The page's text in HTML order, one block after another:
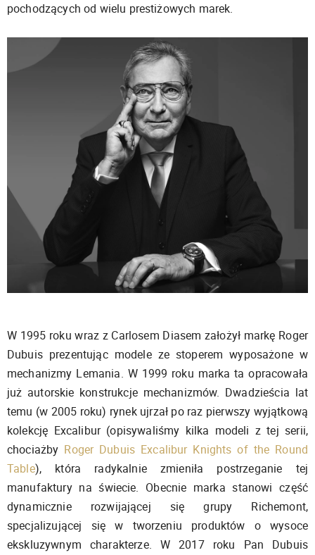
pochodzących od wielu prestiżowych marek.
W 1995 roku wraz z Carlosem Diasem założył markę Roger
Dubuis prezentując modele ze stoperem wyposażone w
mechanizmy Lemania. W 1999 roku marka ta opracowała
już autorskie konstrukcje mechanizmów. Dwadzieścia lat
temu (w 2005 roku) rynek ujrzał po raz pierwszy wyjątkową
kolekcję Excalibur (opisywaliśmy kilka modeli z tej serii,
chociażby Roger Dubuis Excalibur Knights of the Round
Table), która radykalnie zmieniła postrzeganie tej
manufaktury na świecie. Obecnie marka stanowi część
dynamicznie rozwijającej się grupy Richemont,
specjalizującej się w tworzeniu produktów o wysoce
ekskluzywnym charakterze. W 2017 roku Pan Dubuis